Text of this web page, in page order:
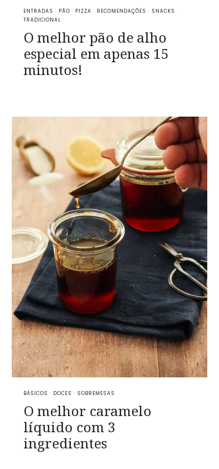
ENTRADAS · PÃO · PIZZA · RECOMENDAÇÕES · SNACKS ·
TRADICIONAL
O melhor pão de alho
especial em apenas 15
minutos!
BÁSICOS · DOCES · SOBREMESAS
O melhor caramelo
líquido com 3
ingredientes